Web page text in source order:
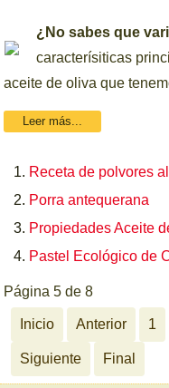
¿No sabes que
caracterísiticas
aceite de oliva que
Leer más...
Receta de polvores
Porra antequerana
Propiedades Aceite
Pastel Ecológico de
Página 5 de 8
Inicio Anterior 1
Siguiente Final